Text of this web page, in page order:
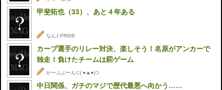
甲斐拓也（33）、あと４年ある
なんJ PRIDE
カープ選手のリレー対決、楽しそう！名原がアンカーで
独走！負けたチームは罰ゲーム
かーぷぶーん⊂( ●▲●)⊃
中日関係、ガチのマジで歴代最悪へ向かう……